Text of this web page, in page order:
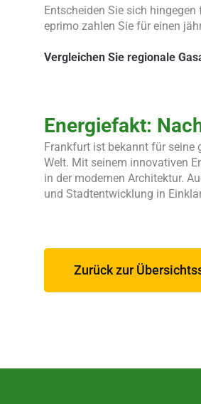
Entscheiden Sie sich
eprimo zahlen Sie für einen
Vergleichen Sie regionale
Energiefakt:
Frankfurt ist bekannt für seine
Welt. Mit seinem innovativen
in der modernen Architektur.
und Stadtentwicklung in
Zurück zur